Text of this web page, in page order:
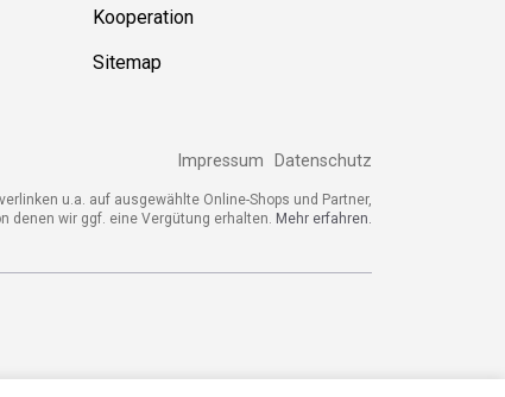
Kooperation
Sitemap
Impressum Datenschutz
u.a. auf ausgewählte Online-Shops und Partner,
denen wir ggf. eine Vergütung erhalten. Mehr erfahren.